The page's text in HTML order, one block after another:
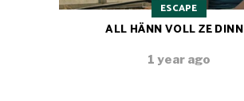
ESCAPE
ALL HÄNN VOLL ZE DINN
1 year ago